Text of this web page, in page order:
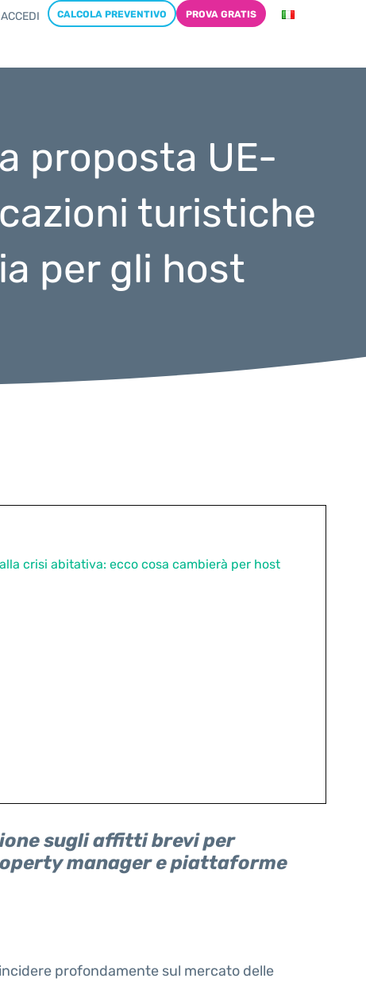
ACCEDI CALCOLA PREVENTIVO PROVA GRATIS
proposta UE-
turistiche
per gli host
crisi abitativa: ecco cosa cambierà per host
sugli affitti brevi per
manager e piattaforme
profondamente sul mercato delle